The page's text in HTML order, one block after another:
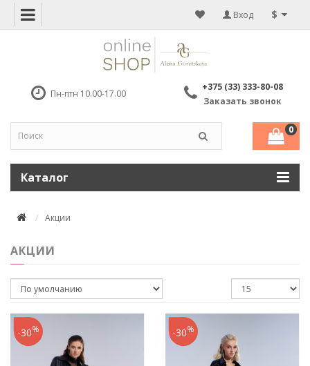
$
Вход
Пн-птн 10.00-17.00
+375 (33) 333-80-08
Заказать звонок
0
Каталог
Акции
АКЦИИ
-30% -30%